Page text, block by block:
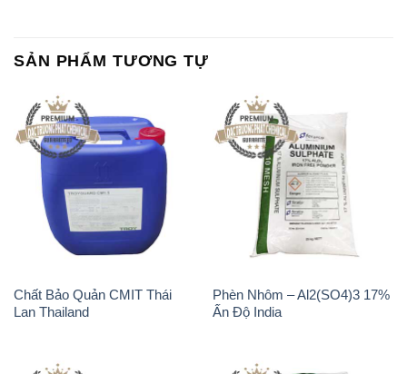
SẢN PHẨM TƯƠNG TỰ
Chất Bảo Quản CMIT Thái
Lan Thailand
Phèn Nhôm – Al2(SO4)3 17%
Ấn Độ India